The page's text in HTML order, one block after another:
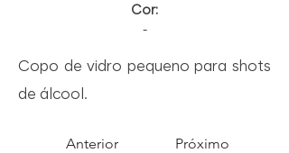
Cor:
-
Copo de vidro pequeno para shots
de álcool.
Anterior Próximo